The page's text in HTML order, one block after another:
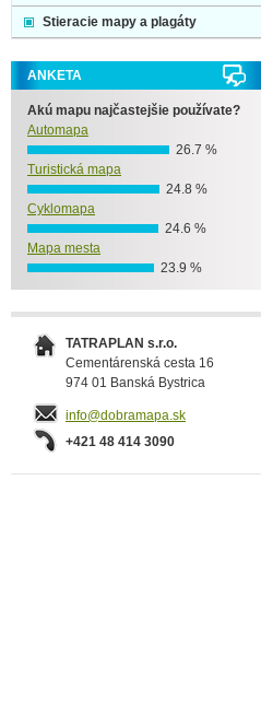
Stieracie mapy a plagáty
ANKETA
Akú mapu najčastejšie používate?
Automapa
26.7 %
Turistická mapa
24.8 %
Cyklomapa
24.6 %
Mapa mesta
23.9 %
TATRAPLAN s.r.o.
Cementárenská cesta 16
974 01 Banská Bystrica
info@dobramapa.sk
+421 48 414 3090